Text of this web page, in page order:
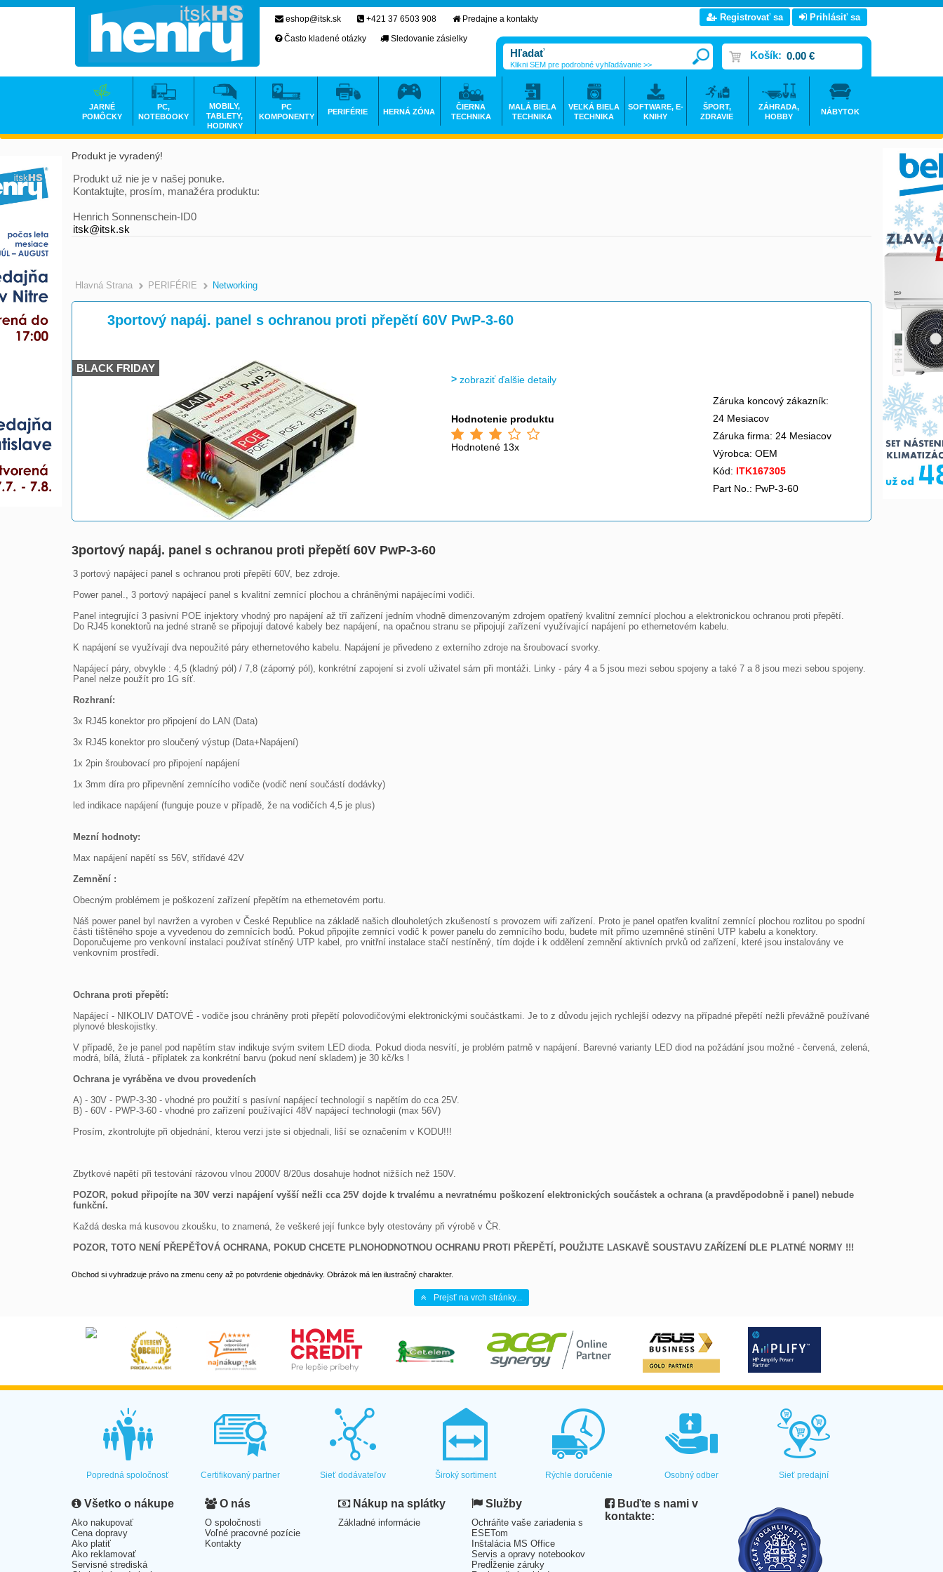
Produkt je vyradený!
Produkt už nie je v našej ponuke.
Kontaktujte, prosím, manažéra produktu:
Henrich Sonnenschein-ID0
itsk@itsk.sk
Hlavná Strana >
PERIFÉRIE >
Networking
3portový napáj. panel s ochranou proti přepětí 60V PwP-3-60
BLACK FRIDAY
zobraziť ďalšie detaily
Hodnotenie produktu
Hodnotené 13x
Záruka koncový zákazník:
24 Mesiacov
Záruka firma: 24 Mesiacov
Výrobca: OEM
Kód: ITK167305
Part No.: PwP-3-60
3portový napáj. panel s ochranou proti přepětí 60V PwP-3-60
3 portový napájecí panel s ochranou proti přepětí 60V, bez zdroje.
Power panel., 3 portový napájecí panel s kvalitní zemnící plochou a chráněnými napájecími vodiči.
Panel integrující 3 pasivní POE injektory vhodný pro napájení až tří zařízení jedním vhodně dimenzovaným zdrojem opatřený kvalitní zemnící plochou a elektronickou ochranou proti přepětí.
Do RJ45 konektorů na jedné straně se připojují datové kabely bez napájení, na opačnou stranu se připojují zařízení využívající napájení po ethernetovém kabelu.
K napájení se využívají dva nepoužité páry ethernetového kabelu. Napájení je přivedeno z externího zdroje na šroubovací svorky.
Napájecí páry, obvykle : 4,5 (kladný pól) / 7,8 (záporný pól), konkrétní zapojení si zvolí uživatel sám při montáži. Linky - páry 4 a 5 jsou mezi sebou spojeny a také 7 a 8 jsou mezi sebou spojeny.
Panel nelze použít pro 1G síť.
Rozhraní:
3x RJ45 konektor pro připojení do LAN (Data)
3x RJ45 konektor pro sloučený výstup (Data+Napájení)
1x 2pin šroubovací pro připojení napájení
1x 3mm díra pro připevnění zemnícího vodiče (vodič není součástí dodávky)
led indikace napájení (funguje pouze v případě, že na vodičích 4,5 je plus)
Mezní hodnoty:
Max napájení napětí ss 56V, střídavé 42V
Zemnění :
Obecným problémem je poškození zařízení přepětím na ethernetovém portu.
Náš power panel byl navržen a vyroben v České Republice na základě našich dlouholetých zkušeností s provozem wifi zařízení. Proto je panel opatřen kvalitní zemnící plochou rozlitou po spodní
části tištěného spoje a vyvedenou do zemnících bodů. Pokud připojíte zemnící vodič k power panelu do zemnícího bodu, budete mít přímo uzemněné stínění UTP kabelu a konektory.
Doporučujeme pro venkovní instalaci používat stíněný UTP kabel, pro vnitřní instalace stačí nestíněný, tím dojde i k oddělení zemnění aktivních prvků od zařízení, které jsou instalovány ve
venkovním prostředí.
Ochrana proti přepětí:
Napájecí - NIKOLIV DATOVÉ - vodiče jsou chráněny proti přepětí polovodičovými elektronickými součástkami. Je to z důvodu jejich rychlejší odezvy na případné přepětí nežli převážně používané
plynové bleskojistky.
V případě, že je panel pod napětím stav indikuje svým svitem LED dioda. Pokud dioda nesvítí, je problém patrně v napájení. Barevné varianty LED diod na požádání jsou možné - červená, zelená,
modrá, bílá, žlutá - příplatek za konkrétní barvu (pokud není skladem) je 30 kč/ks !
Ochrana je vyráběna ve dvou provedeních
A) - 30V - PWP-3-30 - vhodné pro použití s pasívní napájecí technologií s napětím do cca 25V.
B) - 60V - PWP-3-60 - vhodné pro zařízení používající 48V napájecí technologii (max 56V)
Prosím, zkontrolujte při objednání, kterou verzi jste si objednali, liší se označením v KODU!!!
Zbytkové napětí při testování rázovou vlnou 2000V 8/20us dosahuje hodnot nižších než 150V.
POZOR, pokud připojíte na 30V verzi napájení vyšší nežli cca 25V dojde k trvalému a nevratnému poškození elektronických součástek a ochrana (a pravděpodobně i panel) nebude
funkční.
Každá deska má kusovou zkoušku, to znamená, že veškeré její funkce byly otestovány při výrobě v ČR.
POZOR, TOTO NENÍ PŘEPĚŤOVÁ OCHRANA, POKUD CHCETE PLNOHODNOTNOU OCHRANU PROTI PŘEPĚTÍ, POUŽIJTE LASKAVĚ SOUSTAVU ZAŘÍZENÍ DLE PLATNÉ NORMY !!!
Obchod si vyhradzuje právo na zmenu ceny až po potvrdenie objednávky. Obrázok má len ilustračný charakter.
Prejsť na vrch stránky...
eshop@itsk.sk +421 37 6503 908
Predajne a kontakty
Často kladené otázky
Sledovanie zásielky
Registrovať sa Prihlásiť sa
Košík: 0.00 €
Klikni SEM pre podrobné vyhľadávanie >>
JARNÉ
POMÔCKY
PC,
NOTEBOOKY
MOBILY,
TABLETY,
HODINKY
PC
KOMPONENTY
PERIFÉRIE HERNÁ ZÓNA
ČIERNA
TECHNIKA
MALÁ BIELA
TECHNIKA
VEĽKÁ BIELA
TECHNIKA
SOFTWARE, E-
KNIHY
ŠPORT,
ZDRAVIE
ZÁHRADA,
HOBBY
NÁBYTOK
Popredná spoločnosť Certifikovaný partner Sieť dodávateľov Široký sortiment Rýchle doručenie Osobný odber Sieť predajní
Všetko o nákupe
Ako nakupovať
Cena dopravy
Ako platiť
Ako reklamovať
Servisné strediská
O nás
O spoločnosti
Voľné pracovné pozície
Kontakty
Nákup na splátky
Základné informácie
Služby
Ochráňte vaše zariadenia s
ESETom
Inštalácia MS Office
Servis a opravy notebookov
Predĺženie záruky
Buďte s nami v
kontakte: